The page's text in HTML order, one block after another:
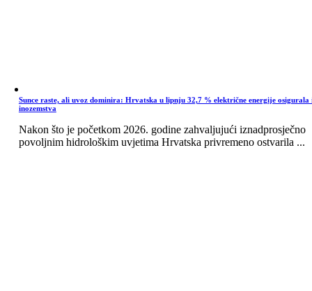
Sunce raste, ali uvoz dominira: Hrvatska u lipnju 32,7 % električne energije osigurala
inozemstva
Nakon što je početkom 2026. godine zahvaljujući iznadprosječno
povoljnim hidrološkim uvjetima Hrvatska privremeno ostvarila ...